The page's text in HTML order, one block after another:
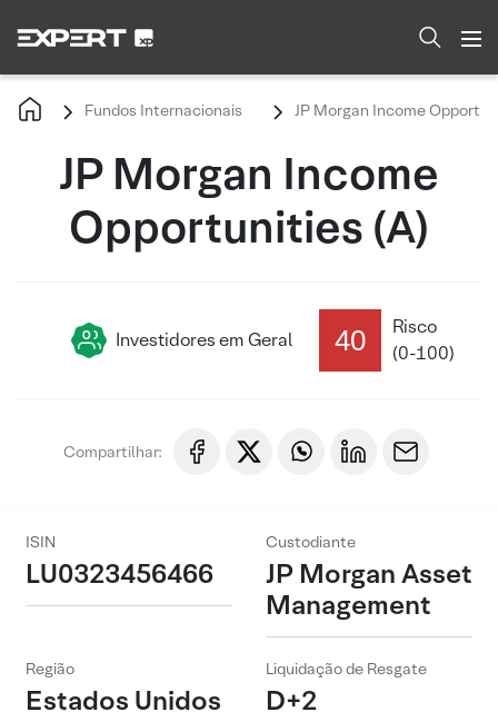
Fundos Internacionais JP Morgan Income
JP Morgan Income
Opportunities (A)
Investidores em Geral 40
Risco
(0-100)
Compartilhar:
ISIN
LU0323456466
Custodiante
JP Morgan Asset
Management
Região
Estados Unidos
Liquidação de Resgate
D+2